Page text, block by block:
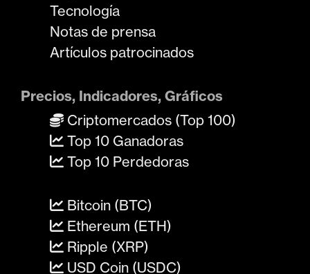
Tecnología
Notas de prensa
Artículos patrocinados
Precios, Indicadores, Gráficos
Criptomercados (Top 100)
Top 10 Ganadoras
Top 10 Perdedoras
Bitcoin (BTC)
Ethereum (ETH)
Ripple (XRP)
USD Coin (USDC)